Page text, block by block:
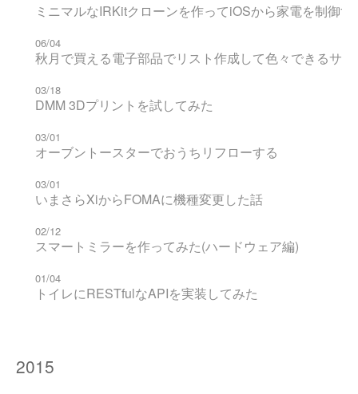
ミニマルなIRKitクローンを作ってiOSから家電を制御す
06/04
秋月で買える電子部品でリスト作成して色々できるサ
03/18
DMM 3Dプリントを試してみた
03/01
オーブントースターでおうちリフローする
03/01
いまさらXiからFOMAに機種変更した話
02/12
スマートミラーを作ってみた(ハードウェア編)
01/04
トイレにRESTfulなAPIを実装してみた
2015